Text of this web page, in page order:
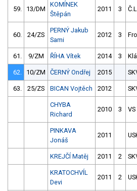
59. 13/DM
KOMÍNEK
Štěpán
2011 3
60. 24/ZS
PERNÝ Jakub
Sami
2012 3 Frol
61. 9/ZM ŘÍHA Vítek 2014 3
62. 10/ZM ČERNÝ Ondřej 2015
63. 25/ZS BICAN Vojtěch 2012
CHYBA
Richard
2010 3
PINKAVA
Jonáš
2011
KREJČÍ Matěj 2011 2
KRATOCHVÍL
Devi
2011 2